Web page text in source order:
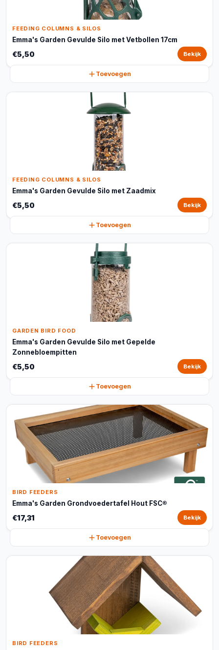
FEEDING COLUMNS & SILOS
Emma's Garden Gevulde Silo met Vetbollen 17cm
€5,50 Bekijk
Toevoegen
FEEDING COLUMNS & SILOS
Emma's Garden Gevulde Silo met Zaadmix
€5,50 Bekijk
Toevoegen
GARDEN BIRD FOOD
Emma's Garden Gevulde Silo met Gepelde
Zonnebloempitten
€5,50 Bekijk
Toevoegen
BIRD FEEDERS
Emma's Garden Grondvoedertafel Hout FSC®
€17,31 Bekijk
Toevoegen
BIRD FEEDERS